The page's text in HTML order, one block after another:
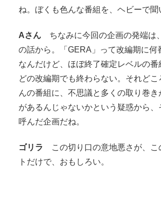
ね。ぼくも色んな番組を、ヘビーで聞
Aさん ちなみに今回の企画の発端は
の話から。「GERA」って改編期に何
なんだけど、ほぼ終了確定レベルの
どの改編期でも終わらない。それど
んの番組に、不思議と多くの取り巻
があるんじゃないかという疑惑から
呼んだ企画だね。
ゴリラ
この切り口の意地悪さが、こ
トだけで、おもしろい。